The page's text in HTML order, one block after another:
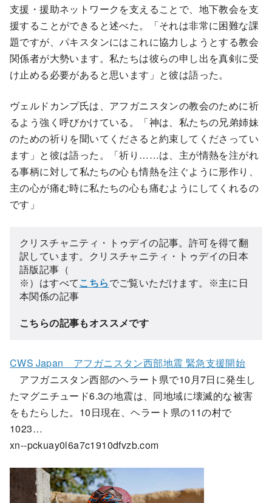
支援・援助ネットワークを支えることで、地下教会を支
援することができると述べた。「それは非常に困難な課
題ですが、パキスタンにはこれに協力しようとする教会
関係者が大勢います。私たちは彼らの申し出を真剣に受
け止める必要があると思います」と彼は語った。
ヴェルドカンプ氏は、アフガニスタンの教会のために祈
るよう強く呼びかけている。「神は、私たちの兄弟姉妹
のための祈りを聞いてくださると約束してくださってい
ます」と彼は語った。「祈り……は、主が情熱を注がれ
る事柄に対して私たちの心も情熱を注ぐように形作り、
主の心が痛む時に私たちの心も痛むようにしてくれるの
です」
クリスチャニティ・トゥデイの記事。許可を得て翻
訳しています。クリスチャニティ・トゥデイの日本
語版記事（
※）はすべて こちら でご覧いただけます。※主に日
本関係の記事
こちらの記事もオススメです
CWS Japan アフガニスタン西部地震 緊急支援開始
アフガニスタン西部のヘラート県で10月7日に発生し
たマグニチュード6.3の地震は、同地域に壊滅的な被害
をもたらした。10日現在、ヘラート県の11の村で
1023…
xn--pckuay0l6a7c1910dfvzb.com